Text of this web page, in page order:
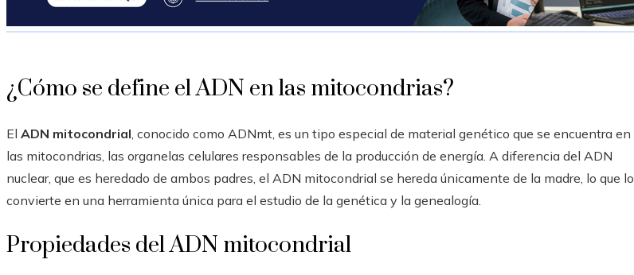
¿Cómo se define el ADN en las mitocondrias?
El ADN mitocondrial, conocido como ADNmt, es un tipo especial de material genético que se encuentra en
las mitocondrias, las organelas celulares responsables de la producción de energía. A diferencia del ADN
nuclear, que es heredado de ambos padres, el ADN mitocondrial se hereda únicamente de la madre, lo que lo
convierte en una herramienta única para el estudio de la genética y la genealogía.
Propiedades del ADN mitocondrial